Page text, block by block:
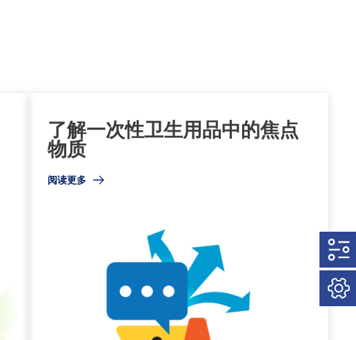
了解一次性卫生用品中的焦点
物质
阅读更多